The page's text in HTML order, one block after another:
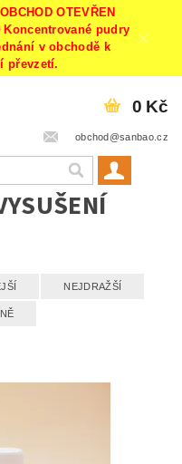
OTEVŘEN
Koncentrované pudry
v obchodě k
převzetí.
obchod@sanbao.cz
0 Kč
NEJDRAŽŠÍ